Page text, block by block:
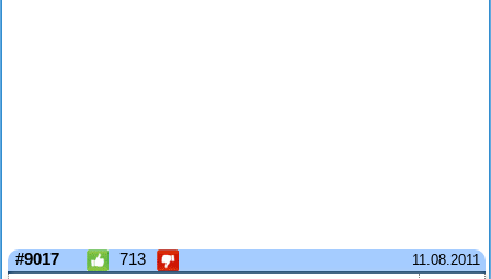
11.08.2011
#9017 713